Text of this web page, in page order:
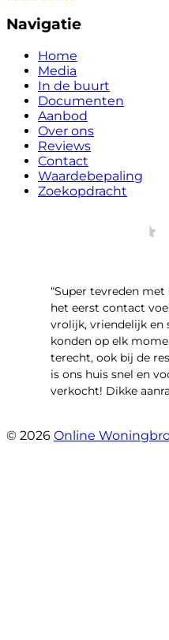
Navigatie
Home
Media
In de buurt
Documenten
Aanbod
Over ons
Reviews
Contact
Waardebepaling
Zoekopdracht
“Super tevreden met
het eerst contact
vrolijk, vriendelijk en
konden op elk
terecht, ook bij de
is ons huis snel en
verkocht! Dikke
© 2026 Online